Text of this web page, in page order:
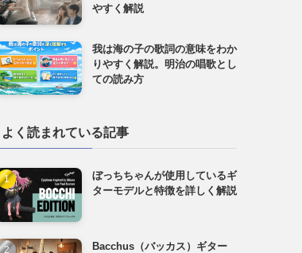
やすく解説
我は海の子の歌詞の意味をわか
りやすく解説。明治の唱歌とし
ての読み方
よく読まれている記事
ぼっちちゃんが使用しているギ
ターモデルと特徴を詳しく解説
Bacchus（バッカス）ギター